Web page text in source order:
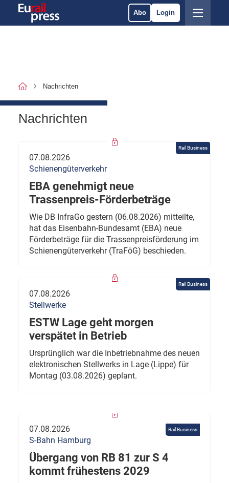
Abo Login
Nachrichten
Nachrichten
Rail Business
07.08.2026
Schienengüterverkehr
EBA genehmigt neue
Trassenpreis-Förderbeträge
Wie DB InfraGo gestern (06.08.2026) mitteilte,
hat das Eisenbahn-Bundesamt (EBA) neue
Förderbeträge für die Trassenpreisförderung im
Schienengüterverkehr (TraFöG) beschieden.
Rail Business
07.08.2026
Stellwerke
ESTW Lage geht morgen
verspätet in Betrieb
Ursprünglich war die Inbetriebnahme des neuen
elektronischen Stellwerks in Lage (Lippe) für
Montag (03.08.2026) geplant.
Rail Business
07.08.2026
S-Bahn Hamburg
Übergang von RB 81 zur S 4
kommt frühestens 2029